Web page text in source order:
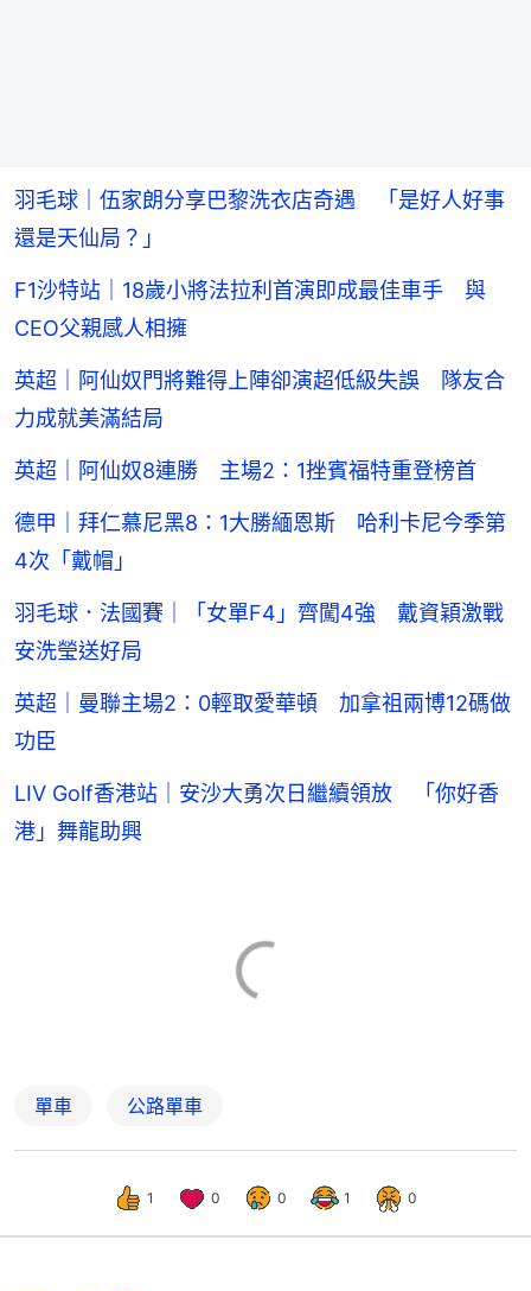
羽毛球｜伍家朗分享巴黎洗衣店奇遇 「是好人好事
還是天仙局？」
F1沙特站｜18歲小將法拉利首演即成最佳車手 與
CEO父親感人相擁
英超｜阿仙奴門將難得上陣卻演超低級失誤 隊友合
力成就美滿結局
英超｜阿仙奴8連勝 主場2：1挫賓福特重登榜首
德甲｜拜仁慕尼黑8：1大勝緬恩斯 哈利卡尼今季第
4次「戴帽」
羽毛球．法國賽｜「女單F4」齊闖4強 戴資穎激戰
安洗瑩送好局
英超｜曼聯主場2：0輕取愛華頓 加拿祖兩博12碼做
功臣
LIV Golf香港站｜安沙大勇次日繼續領放 「你好香
港」舞龍助興
單車 公路單車
1 0 0 1 0